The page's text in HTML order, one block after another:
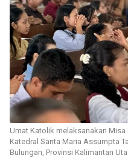
Umat Katolik melaksanakan
Katedral Santa Maria Assumpta
Bulungan, Provinsi Kalimantan